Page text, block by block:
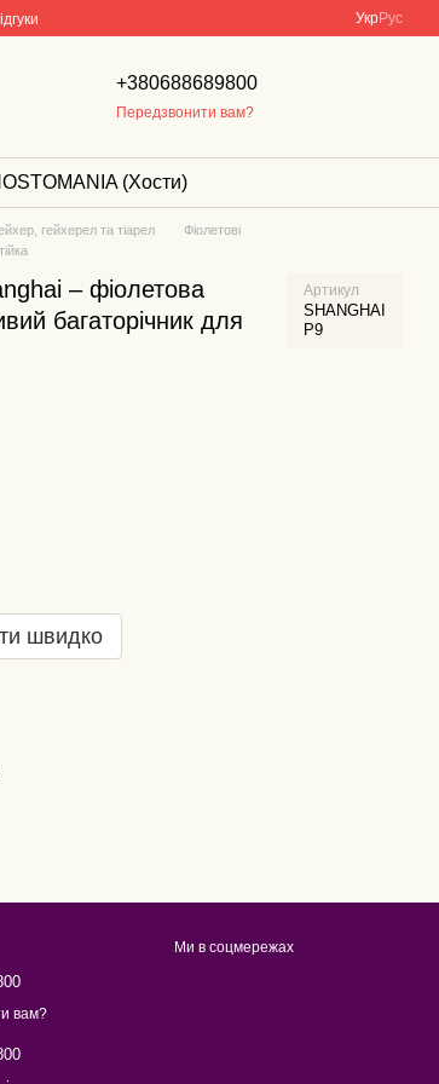
УкрРус
+380688689800
Передзвонити вам?
(Хости)
гейхерел та тіарел
Фіолетові
– фіолетова
багаторічник для
Артикул
SHANGHAI
P9
швидко
вам?
Ми в соцмережах